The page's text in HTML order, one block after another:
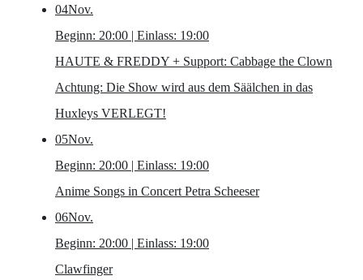
04Nov.
Beginn: 20:00 | Einlass: 19:00
HAUTE & FREDDY + Support: Cabbage the Clown
Achtung: Die Show wird aus dem Säälchen in das
Huxleys VERLEGT!
05Nov.
Beginn: 20:00 | Einlass: 19:00
Anime Songs in Concert Petra Scheeser
06Nov.
Beginn: 20:00 | Einlass: 19:00
Clawfinger